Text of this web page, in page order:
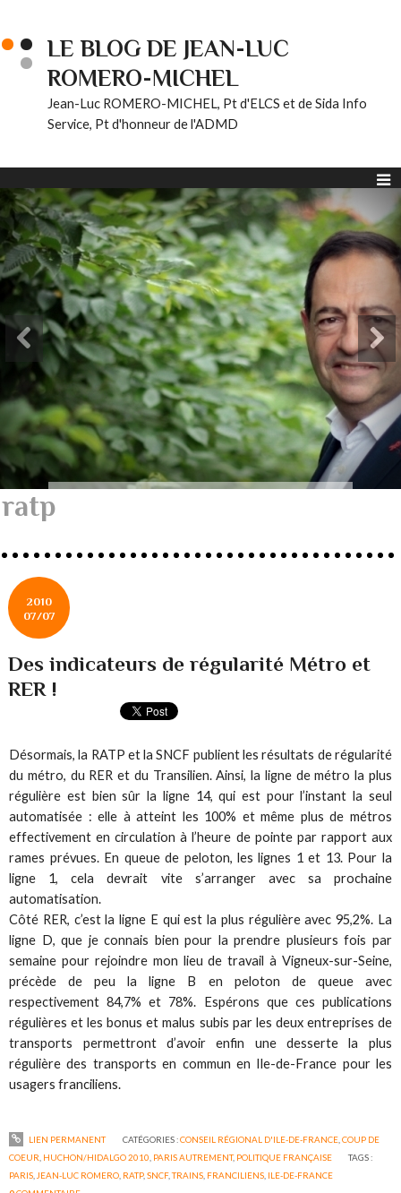
LE BLOG DE JEAN-LUC
ROMERO-MICHEL
Jean-Luc ROMERO-MICHEL, Pt d'ELCS et de Sida Info
Service, Pt d'honneur de l'ADMD
ratp
2010
07/07
Des indicateurs de régularité Métro et
RER !
Désormais, la RATP et la SNCF publient les résultats de régularité
du métro, du RER et du Transilien. Ainsi, la ligne de métro la plus
régulière est bien sûr la ligne 14, qui est pour l’instant la seul
automatisée : elle à atteint les 100% et même plus de métros
effectivement en circulation à l’heure de pointe par rapport aux
rames prévues. En queue de peloton, les lignes 1 et 13. Pour la
ligne 1, cela devrait vite s’arranger avec sa prochaine
automatisation.
Côté RER, c’est la ligne E qui est la plus régulière avec 95,2%. La
ligne D, que je connais bien pour la prendre plusieurs fois par
semaine pour rejoindre mon lieu de travail à Vigneux-sur-Seine,
précède de peu la ligne B en peloton de queue avec
respectivement 84,7% et 78%. Espérons que ces publications
régulières et les bonus et malus subis par les deux entreprises de
transports permettront d’avoir enfin une desserte la plus
régulière des transports en commun en Ile-de-France pour les
usagers franciliens.
LIEN PERMANENT CATÉGORIES :CONSEIL RÉGIONAL D'ILE-DE-FRANCE, COUP DE
COEUR HUCHON/HIDALGO 2010 PARIS AUTREMENT, POLITIQUE FRANÇAISE
TAGS :
PARIS JEAN-LUC ROMERO RATP,SNCF,TRAINS FRANCILIENS ILE-DE-FRANCE